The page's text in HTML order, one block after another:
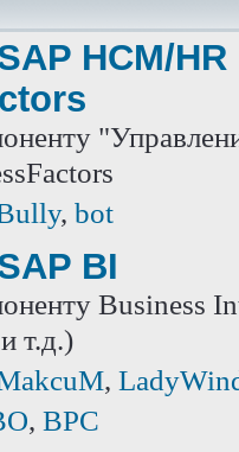
HCM/HR
, bot
BI
Business
т.д.)
,
, BPC